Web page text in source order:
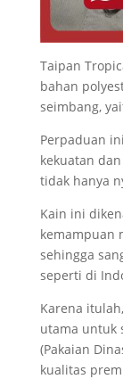
Taipan
bahan
seimbang,
Perpaduan
kekuatan
tidak hanya
Kain ini
kemampuan
sehingga
seperti di
Karena
utama untuk
(Pakaian
kualitas